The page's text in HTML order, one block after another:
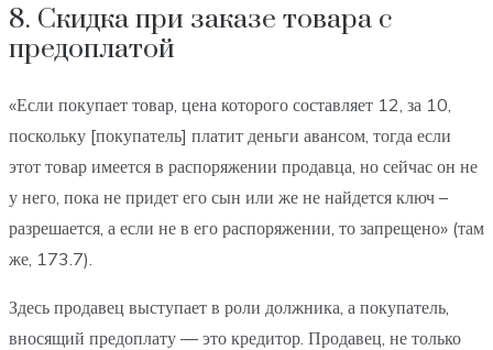
8. Скидка при заказе товара с
предоплатой
«Если покупает товар, цена которого составляет 12, за 10,
поскольку [покупатель] платит деньги авансом, тогда если
этот товар имеется в распоряжении продавца, но сейчас он не
у него, пока не придет его сын или же не найдется ключ –
разрешается, а если не в его распоряжении, то запрещено» (там
же, 173.7).
Здесь продавец выступает в роли должника, а покупатель,
вносящий предоплату — это кредитор. Продавец, не только